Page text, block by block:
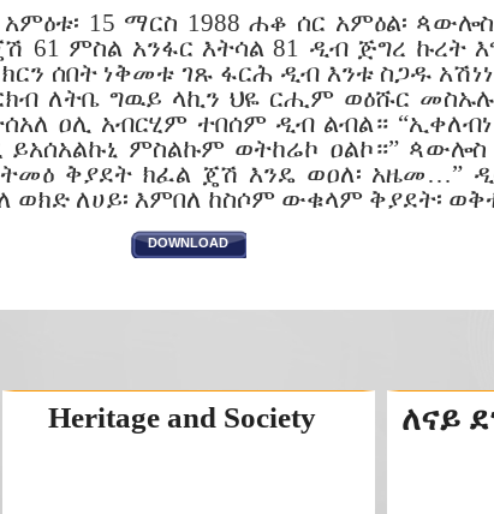
15 ማርስ 1988 ሐቆ ሰር አምዕል፡
61 ምስል አንፋር እትሳል 81 ዲብ ጅግረ ኩረት
ሰበት ነቅመቱ ገጹ ፋርሕ ዲብ እንቱ ስጋዱ
ለትቤ ግዉይ ላኪን ህዬ ርሒም ወዕሹር
ዐሊ አብርሂም ተበሰም ዲብ ልብል። “ኢቀለብነ
ይአሰአልኩኒ ምስልኩም ወትከሬኮ ዐልኮ።” ጳውሎስ
ቅያደት ክፈል ጄሽ እንዴ ወዐለ፡ አዜመ…”
ለሀይ፡ እምበለ ከስሶም ውቁላም ቅያደት፡
DOWNLOAD
Heritage and Society ለናይ